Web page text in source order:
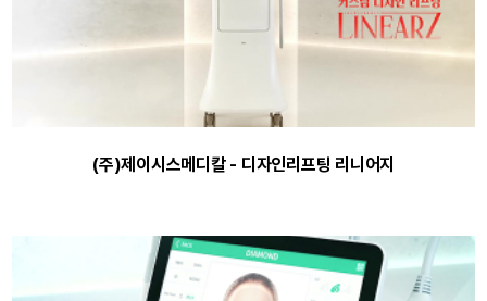
(주)제이시스메디칼 - 디자인리프팅 리니어지